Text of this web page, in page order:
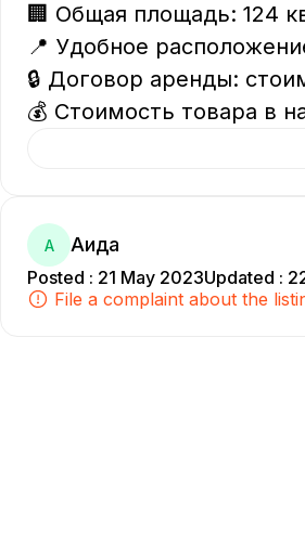
🏢 Общая площадь: 124
📍 Удобное
🔒 Договор аренды:
💰 Стоимость товара в
А Аида
Posted : 21 May 2023Updated :
File a complaint about the